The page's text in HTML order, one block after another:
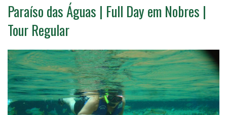
Paraíso das Águas | Full Day em Nobres |
Tour Regular